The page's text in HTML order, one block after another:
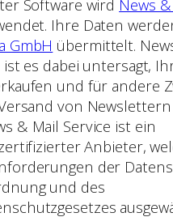
Software wird News
Ihre Daten
GmbH übermittelt.
ist es dabei untersagt,
und für andere
von Newslettern
& Mail Service ist ein
Anbieter,
der
und des